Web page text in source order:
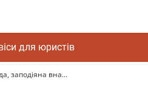
для юристів
заподіяна вна...